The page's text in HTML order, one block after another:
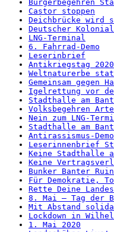
Bürgerbegehren
Castor stoppen
Deichbrücke wird
Deutscher
LNG-Terminal
6. Fahrrad-Demo
Leserinbrief
Antikriegstag 2020
Weltnaturerbe
Gemeinsam gegen
Igelrettung vor
Stadthalle am
Volksbegehren
Nein zum LNG-
Stadthalle am
Antirassismus-Demo
Leserinnenbrief
Keine Stadthalle
Keine
Bunker Banter
Für Demokratie,
Rette Deine
8. Mai – Tag der
Mit Abstand
Lockdown in
1. Mai 2020